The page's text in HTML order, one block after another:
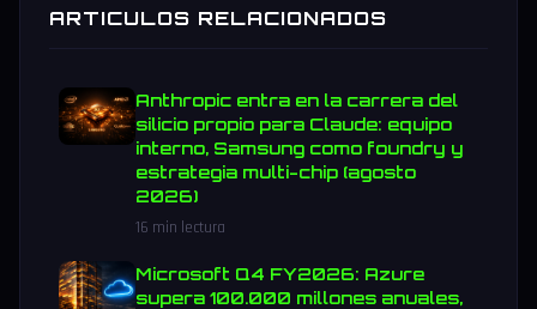
ARTICULOS RELACIONADOS
Anthropic entra en la carrera del
silicio propio para Claude: equipo
interno, Samsung como foundry y
estrategia multi-chip (agosto
2026)
16 min lectura
Microsoft Q4 FY2026: Azure
supera 100.000 millones anuales,